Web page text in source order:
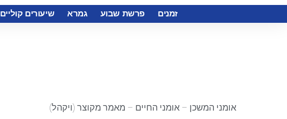
זמנים פרשת שבוע גמרא שיעורים קוליים
אומני המשכן – אומני החיים – מאמר מקוצר (ויקהל)